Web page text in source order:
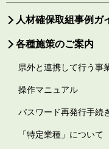
人材確保取組事例ガ
各種施策のご案内
県外と連携して行う事
操作マニュアル
パスワード再発行手続
「特定業種」について